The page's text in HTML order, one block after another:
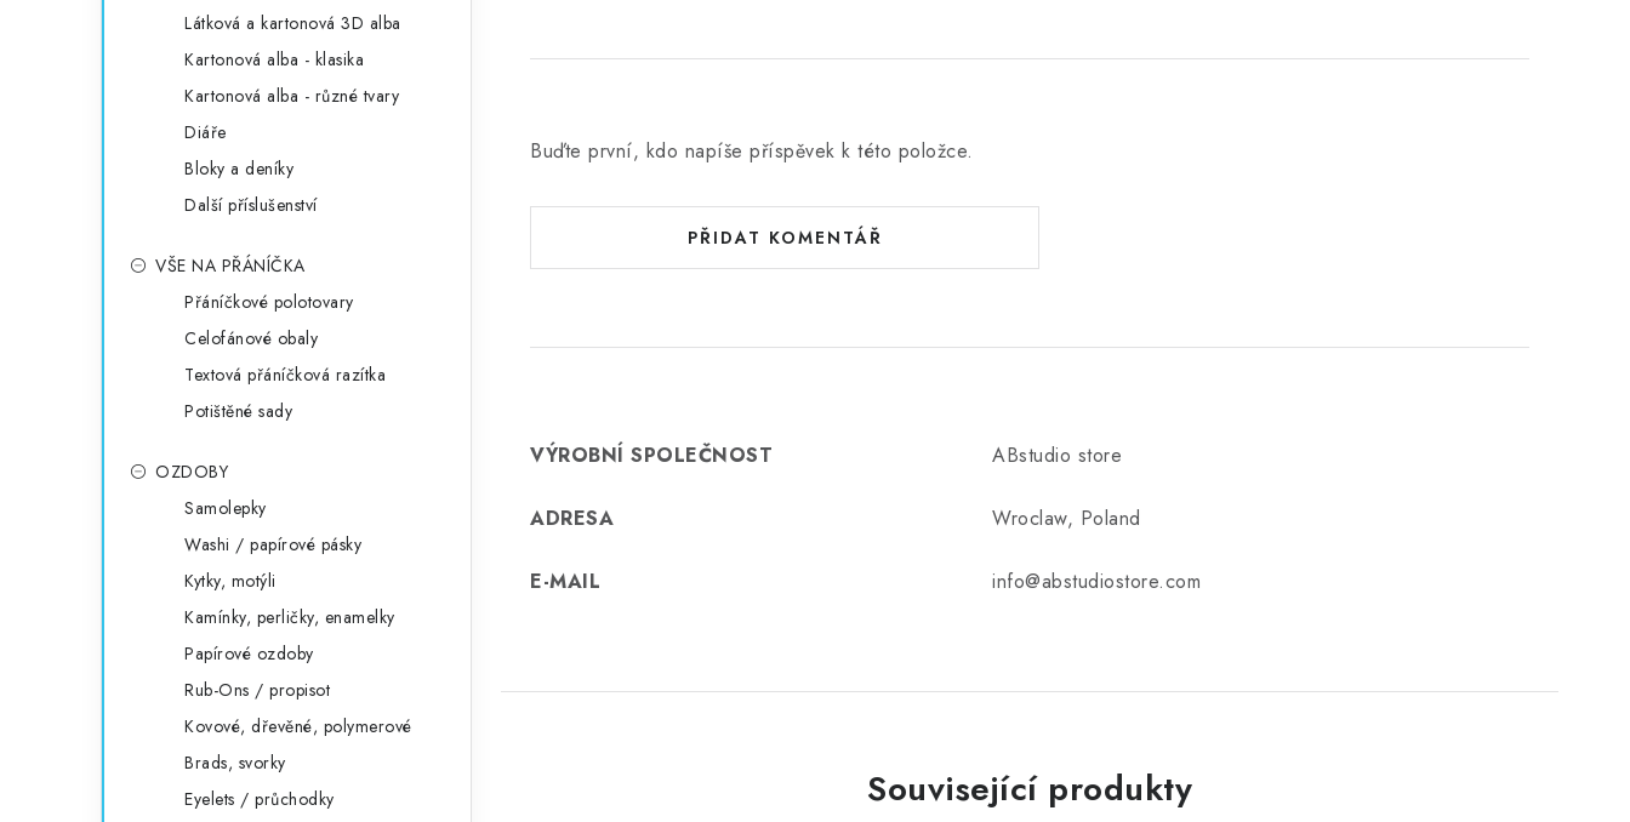
Látková a kartonová 3D alba
Kartonová alba - klasika
Kartonová alba - různé tvary
Diáře
Bloky a deníky
Další příslušenství
VŠE NA PŘÁNÍČKA
Přáníčkové polotovary
Celofánové obaly
Textová přáníčková razítka
Potištěné sady
OZDOBY
Samolepky
Washi / papírové pásky
Kytky, motýli
Kamínky, perličky, enamelky
Papírové ozdoby
Rub-Ons / propisot
Kovové, dřevěné, polymerové
Brads, svorky
Eyelets / průchodky
Buďte první, kdo napíše příspěvek k této položce.
PŘIDAT KOMENTÁŘ
VÝROBNÍ SPOLEČNOST ABstudio store
ADRESA Wroclaw, Poland
E-MAIL info@abstudiostore.com
Související produkty